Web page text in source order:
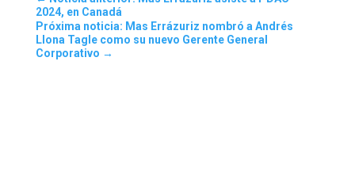
2024, en Canadá
Próxima noticia: Mas Errázuriz nombró a Andrés
Llona Tagle como su nuevo Gerente General
Corporativo →